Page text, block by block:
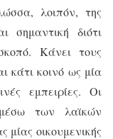
λοιπόν, της
σημαντική διότι
Κάνει τους
κάτι κοινό ως μία
εμπειρίες. Οι
μέσω των λαϊκών
μίας οικουμενικής